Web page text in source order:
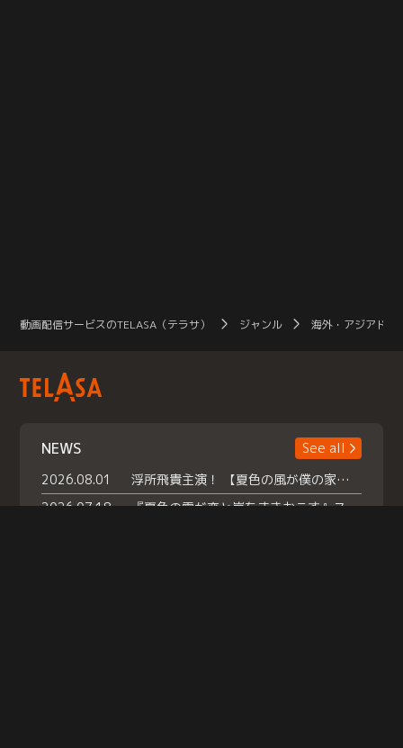
動画配信サービスのTELASA（テラサ） ジャンル 海外・アジアドラ
NEWS
See all
2026.08.01
浮所飛貴主演！ 【夏色の風が僕の家にやってきた】 本日よりテラサで独占配信スタート！
2026.07.18
『夏色の雲が恋と嵐をまきおこす』スペシャルメイキング 【Part1】2026年７月18日（土）23時30分～配信スタート！話題のシーンの裏側を大公開！豪華キャスト大集合！ 『武宮家 真夏の家族会議』開催！